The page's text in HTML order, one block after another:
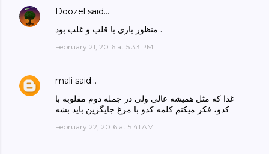
Doozel said…
منظور بازی با قلب و غلب بود .
February 21, 2016 at 5:33 PM
mali said…
غذا که مثل همیشه عالی ولی در جمله دوم مقلوبه با
کدو، فکر میکنم کلمه کدو با مرغ جایگزین باید بشه
February 22, 2016 at 5:41 AM